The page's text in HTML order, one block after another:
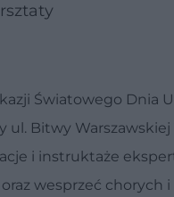
Światowego Dnia
Bitwy
i instruktaże
wesprzeć chorych